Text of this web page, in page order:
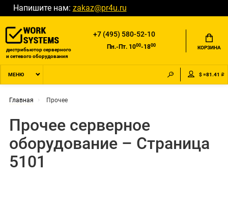
Напишите нам: zakaz@pr4u.ru
дистрибьютор серверного
и сетевого оборудования
+7 (495) 580-52-10
Пн.-Пт. 1000-1800 КОРЗИНА
МЕНЮ $ =81.41 ₽
Главная Прочее
Прочее серверное
оборудование – Страница
5101